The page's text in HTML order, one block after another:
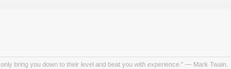
bring you down to their level and beat you with experience.” ― Mark Twain.